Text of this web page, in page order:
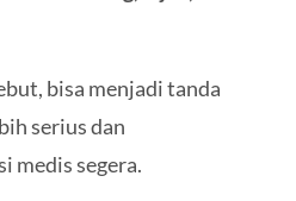
bisa menjadi tanda
serius dan
medis segera.